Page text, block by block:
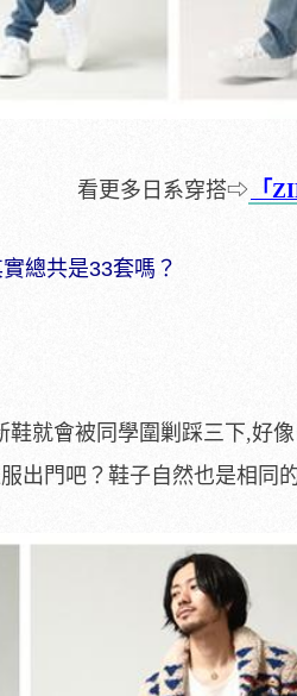
看更多日系穿搭⇨ 「
總共是33套嗎？
就會被同學圍剿踩三下,好
出門吧？鞋子自然也是相同